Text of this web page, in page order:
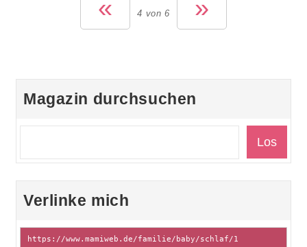
« 4 von 6 »
Magazin durchsuchen
Verlinke mich